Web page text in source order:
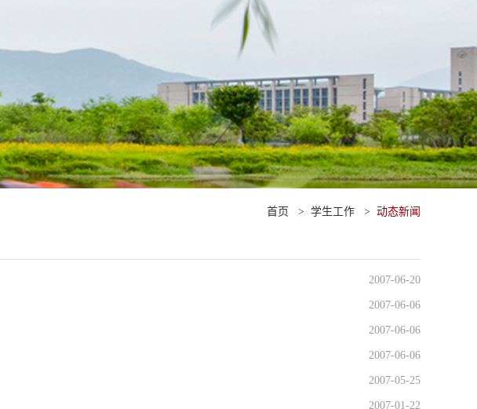
首页 > 学生工作 > 动态新闻
2007-06-20
2007-06-06
2007-06-06
2007-06-06
2007-05-25
2007-01-22